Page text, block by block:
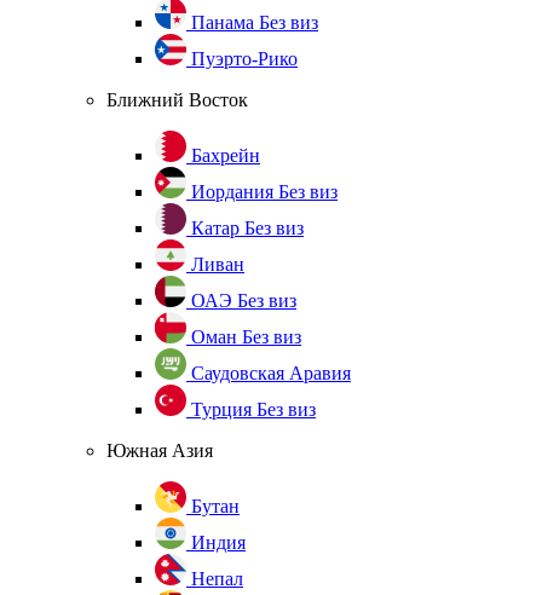
Панама Без виз
Пуэрто-Рико
Ближний Восток
Бахрейн
Иордания Без виз
Катар Без виз
Ливан
ОАЭ Без виз
Оман Без виз
Саудовская Аравия
Турция Без виз
Южная Азия
Бутан
Индия
Непал